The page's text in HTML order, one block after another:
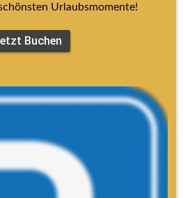
Urlaubsmomente!
Buchen
auf dem
Ihr Kfz-Kennzeichen automatisch